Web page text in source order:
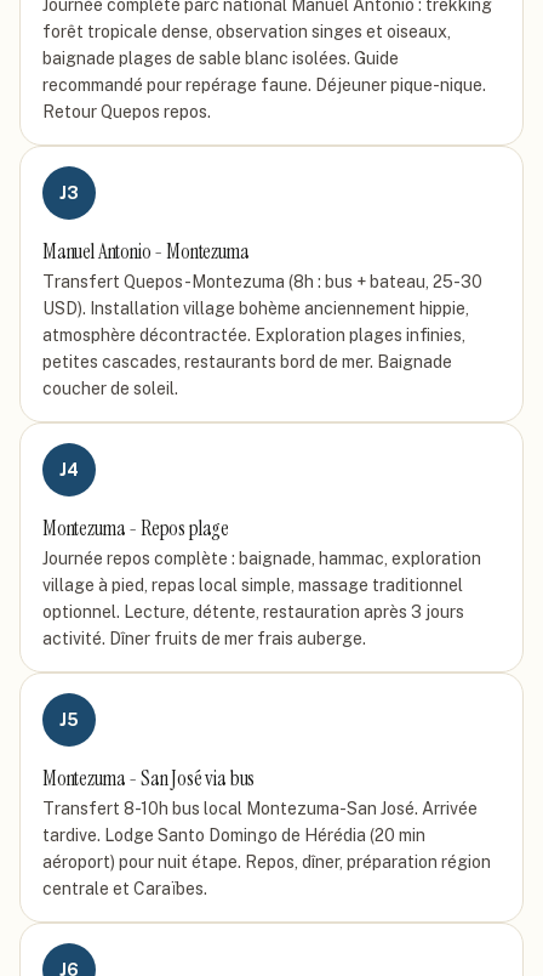
Journée complète parc national Manuel Antonio : trekking
forêt tropicale dense, observation singes et oiseaux,
baignade plages de sable blanc isolées. Guide
recommandé pour repérage faune. Déjeuner pique-nique.
Retour Quepos repos.
J3
Manuel Antonio - Montezuma
Transfert Quepos-Montezuma (8h : bus + bateau, 25-30
USD). Installation village bohème anciennement hippie,
atmosphère décontractée. Exploration plages infinies,
petites cascades, restaurants bord de mer. Baignade
coucher de soleil.
J4
Montezuma - Repos plage
Journée repos complète : baignade, hammac, exploration
village à pied, repas local simple, massage traditionnel
optionnel. Lecture, détente, restauration après 3 jours
activité. Dîner fruits de mer frais auberge.
J5
Montezuma - San José via bus
Transfert 8-10h bus local Montezuma-San José. Arrivée
tardive. Lodge Santo Domingo de Hérédia (20 min
aéroport) pour nuit étape. Repos, dîner, préparation région
centrale et Caraïbes.
J6